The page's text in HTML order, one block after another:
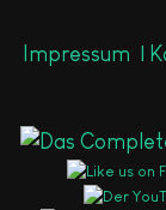
Impressum